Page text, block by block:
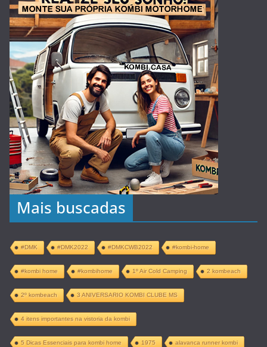
Mais buscadas
#DMK #DMK2022 #DMKCWB2022 #kombi-home
#kombi home #kombihome 1º Air Cold Camping 2 kombeach
2º kombeach 3 ANIVERSARIO KOMBI CLUBE MS
4 itens importantes na vistoria da kombi
5 Dicas Essenciais para kombi home 1975 alavanca runner kombi